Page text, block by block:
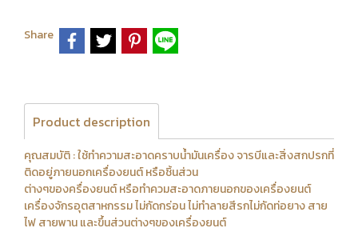
Share
Product description
คุณสมบัติ : ใช้ทำความสะอาดคราบน้ำมันเครื่อง จารบีและสิ่งสกปรกที่
ติดอยู่ภายนอกเครื่องยนต์ หรือชิ้นส่วน
ต่างๆของครื่องยนต์ หรือทำควมสะอาดภายนอกของเครื่องยนต์
เครื่องจักรอุตสาหกรรม ไม่กัดกร่อน ไม่ทำลายสีรกไม่กัดท่อยาง สาย
ไฟ สายพาน และขึ้นส่วนต่างๆของเครื่องยนต์